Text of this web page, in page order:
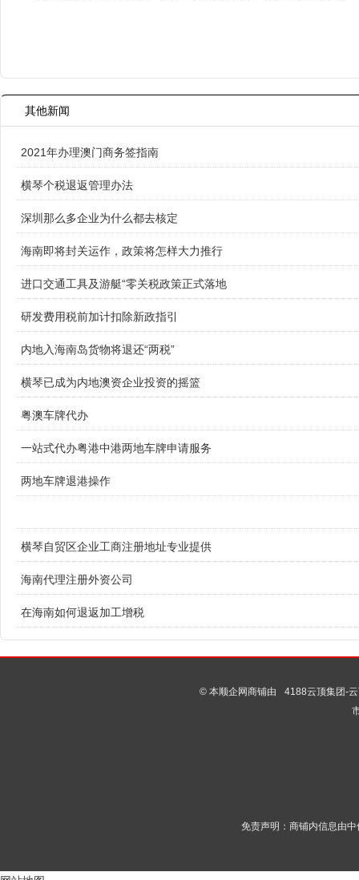
其他新闻
2021年办理澳门商务签指南
横琴个税退返管理办法
深圳那么多企业为什么都去核定
海南即将封关运作，政策将怎样大力推行
进口交通工具及游艇“零关税政策正式落地
研发费用税前加计扣除新政指引
内地入海南岛货物将退还“两税”
横琴已成为内地澳资企业投资的摇篮
粤澳车牌代办
一站式代办粤港中港两地车牌申请服务
两地车牌退港操作
横琴自贸区企业工商注册地址专业提供
海南代理注册外资公司
在海南如何退返加工增税
© 本顺企网商铺由
4188云顶集团-
免责声明：商铺内信息由